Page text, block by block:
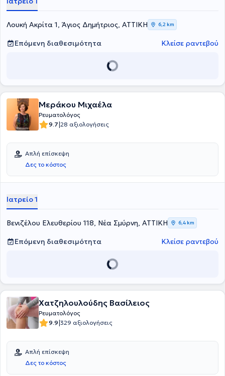
αξιόλογη κλινική εμπειρία και διατελεί συνεργάτης του
Νοσοκομείου "Υγεία".
Λουκή Ακρίτα 1, Άγιος Δημήτριος, ΑΤΤΙΚΗ 6,2 km
Επόμενη διαθεσιμότητα Κλείσε ραντεβού
Μεράκου Μιχαέλα
Ρευματολόγος
9.7|28 αξιολογήσεις
Απλή επίσκεψη
Δες το κόστος
Ιατρείο 1
Βενιζέλου Ελευθερίου 118, Νέα Σμύρνη, ΑΤΤΙΚΗ 6,4 km
Επόμενη διαθεσιμότητα Κλείσε ραντεβού
Χατζηλουλούδης Βασίλειος
Ρευματολόγος
9.9|329 αξιολογήσεις
Απλή επίσκεψη
Δες το κόστος